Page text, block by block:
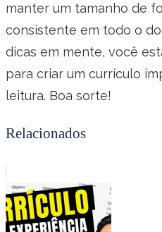
manter um tamanho de
consistente em todo o
dicas em mente, você
para criar um currículo
leitura. Boa sorte!
Relacionados